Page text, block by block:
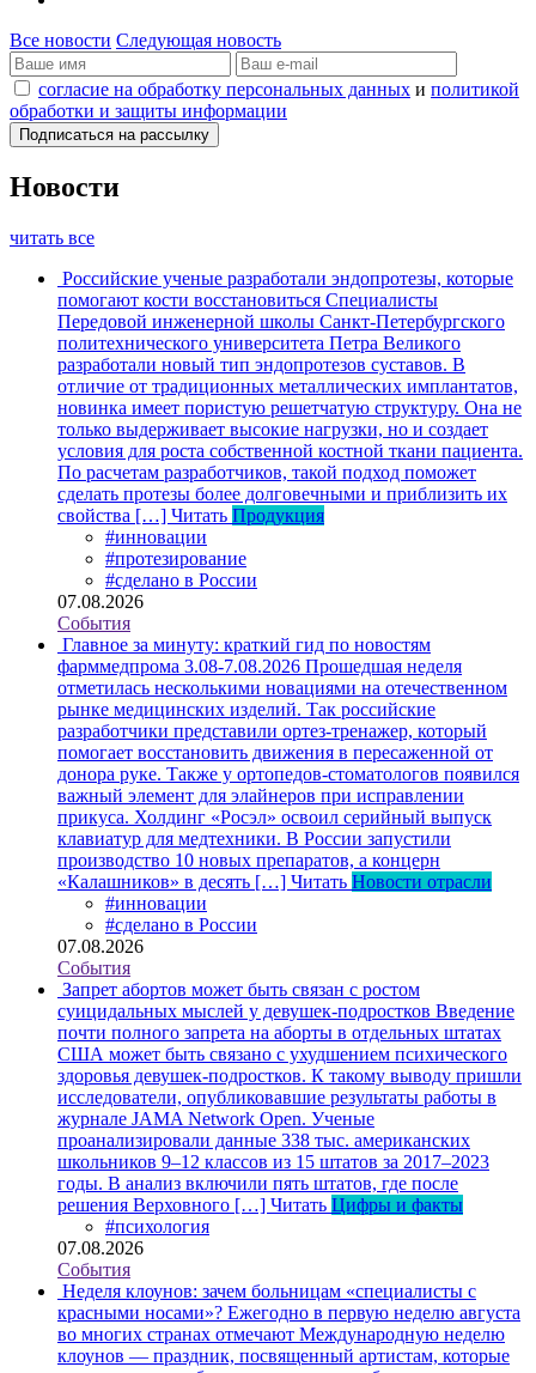
Все новости Следующая новость
согласие на обработку персональных данных и политикой
обработки и защиты информации
Новости
читать все
Российские ученые разработали эндопротезы, которые
помогают кости восстановиться Специалисты
Передовой инженерной школы Санкт-Петербургского
политехнического университета Петра Великого
разработали новый тип эндопротезов суставов. В
отличие от традиционных металлических имплантатов,
новинка имеет пористую решетчатую структуру. Она не
только выдерживает высокие нагрузки, но и создает
условия для роста собственной костной ткани пациента.
По расчетам разработчиков, такой подход поможет
сделать протезы более долговечными и приблизить их
свойства […] Читать Продукция
#инновации
#протезирование
#сделано в России
07.08.2026
События
Главное за минуту: краткий гид по новостям
фарммедпрома 3.08-7.08.2026 Прошедшая неделя
отметилась несколькими новациями на отечественном
рынке медицинских изделий. Так российские
разработчики представили ортез-тренажер, который
помогает восстановить движения в пересаженной от
донора руке. Также у ортопедов-стоматологов появился
важный элемент для элайнеров при исправлении
прикуса. Холдинг «Росэл» освоил серийный выпуск
клавиатур для медтехники. В России запустили
производство 10 новых препаратов, а концерн
«Калашников» в десять […] Читать Новости отрасли
#инновации
#сделано в России
07.08.2026
События
Запрет абортов может быть связан с ростом
суицидальных мыслей у девушек-подростков Введение
почти полного запрета на аборты в отдельных штатах
США может быть связано с ухудшением психического
здоровья девушек-подростков. К такому выводу пришли
исследователи, опубликовавшие результаты работы в
журнале JAMA Network Open. Ученые
проанализировали данные 338 тыс. американских
школьников 9–12 классов из 15 штатов за 2017–2023
годы. В анализ включили пять штатов, где после
решения Верховного […] Читать Цифры и факты
#психология
07.08.2026
События
Неделя клоунов: зачем больницам «специалисты с
красными носами»? Ежегодно в первую неделю августа
во многих странах отмечают Международную неделю
клоунов — праздник, посвященный артистам, которые